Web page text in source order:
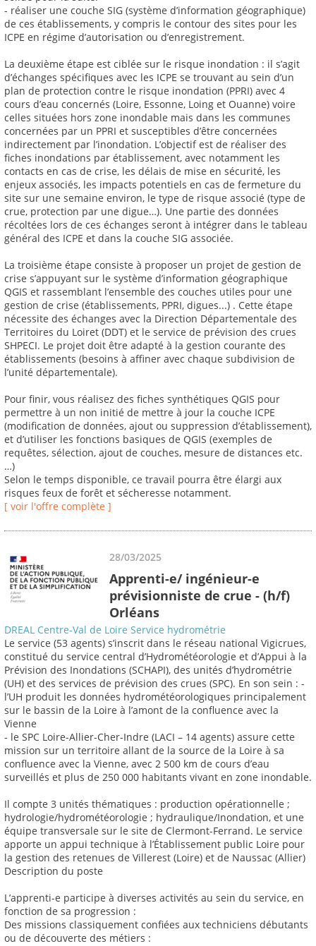
- réaliser une couche SIG (système d’information géographique)
de ces établissements, y compris le contour des sites pour les
ICPE en régime d’autorisation ou d’enregistrement.
La deuxième étape est ciblée sur le risque inondation : il s’agit
d’échanges spécifiques avec les ICPE se trouvant au sein d’un
plan de protection contre le risque inondation (PPRI) avec 4
cours d’eau concernés (Loire, Essonne, Loing et Ouanne) voire
celles situées hors zone inondable mais dans les communes
concernées par un PPRI et susceptibles d’être concernées
indirectement par l’inondation. L’objectif est de réaliser des
fiches inondations par établissement, avec notamment les
contacts en cas de crise, les délais de mise en sécurité, les
enjeux associés, les impacts potentiels en cas de fermeture du
site sur une semaine environ, le type de risque associé (type de
crue, protection par une digue…). Une partie des données
récoltées lors de ces échanges seront à intégrer dans le tableau
général des ICPE et dans la couche SIG associée.
La troisième étape consiste à proposer un projet de gestion de
crise s’appuyant sur le système d’information géographique
QGIS et rassemblant l’ensemble des couches utiles pour une
gestion de crise (établissements, PPRI, digues...) . Cette étape
nécessite des échanges avec la Direction Départementale des
Territoires du Loiret (DDT) et le service de prévision des crues
SHPECI. Le projet doit être adapté à la gestion courante des
établissements (besoins à affiner avec chaque subdivision de
l’unité départementale).
Pour finir, vous réalisez des fiches synthétiques QGIS pour
permettre à un non initié de mettre à jour la couche ICPE
(modification de données, ajout ou suppression d’établissement),
et d’utiliser les fonctions basiques de QGIS (exemples de
requêtes, sélection, ajout de couches, mesure de distances etc.
…)
Selon le temps disponible, ce travail pourra être élargi aux
risques feux de forêt et sécheresse notamment.
[ voir l'offre complète ]
28/03/2025
Apprenti-e/ ingénieur-e
prévisionniste de crue - (h/f)
Orléans
DREAL Centre-Val de Loire Service hydrométrie
Le service (53 agents) s’inscrit dans le réseau national Vigicrues,
constitué du service central d’Hydrométéorologie et d’Appui à la
Prévision des Inondations (SCHAPI), des unités d’hydrométrie
(UH) et des services de prévision des crues (SPC). En son sein : -
l’UH produit les données hydrométéorologiques principalement
sur le bassin de la Loire à l’amont de la confluence avec la
Vienne
- le SPC Loire-Allier-Cher-Indre (LACI – 14 agents) assure cette
mission sur un territoire allant de la source de la Loire à sa
confluence avec la Vienne, avec 2 500 km de cours d’eau
surveillés et plus de 250 000 habitants vivant en zone inondable.
Il compte 3 unités thématiques : production opérationnelle ;
hydrologie/hydrométéorologie ; hydraulique/Inondation, et une
équipe transversale sur le site de Clermont-Ferrand. Le service
apporte un appui technique à l’Établissement public Loire pour
la gestion des retenues de Villerest (Loire) et de Naussac (Allier)
Description du poste
L’apprenti-e participe à diverses activités au sein du service, en
fonction de sa progression :
Des missions classiquement confiées aux techniciens débutants
ou de découverte des métiers :